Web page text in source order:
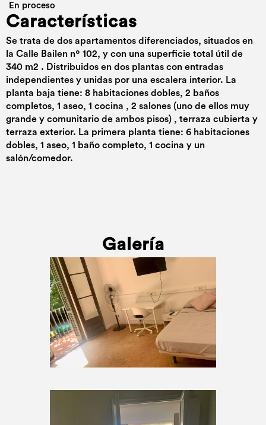
En proceso
Características
Se trata de dos apartamentos diferenciados, situados en
la Calle Bailen nº 102, y con una superficie total útil de
340 m2 . Distribuidos en dos plantas con entradas
independientes y unidas por una escalera interior. La
planta baja tiene: 8 habitaciones dobles, 2 baños
completos, 1 aseo, 1 cocina , 2 salones (uno de ellos muy
grande y comunitario de ambos pisos) , terraza cubierta y
terraza exterior. La primera planta tiene: 6 habitaciones
dobles, 1 aseo, 1 baño completo, 1 cocina y un
salón/comedor.
Galería